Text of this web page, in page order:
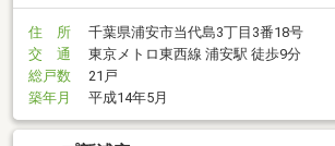
住 所
千葉県浦安市当代島3丁目3番18号
交 通
東京メトロ東西線 浦安駅 徒歩9分
総戸数
21戸
築年月
平成14年5月